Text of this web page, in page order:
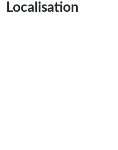
Localisation